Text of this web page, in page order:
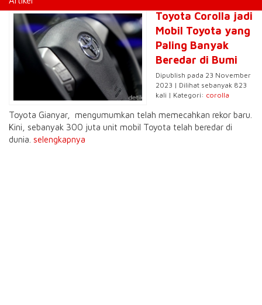
Toyota Corolla jadi
Mobil Toyota yang
Paling Banyak
Beredar di Bumi
Dipublish pada 23 November
2023 | Dilihat sebanyak 823
kali | Kategori: corolla
Toyota Gianyar, mengumumkan telah memecahkan rekor baru.
Kini, sebanyak 300 juta unit mobil Toyota telah beredar di
dunia. selengkapnya